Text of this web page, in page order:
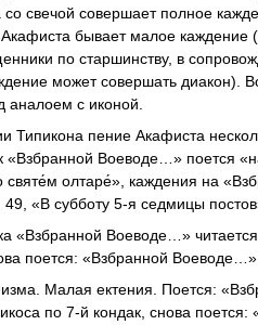
свечой совершает полное
бывает малое каждение
по старшинству, в
может совершать диакон).
аналоем с иконой.
Типикона пение Акафиста
«Взбранной Воеводе…» поется
святе́м олтаре́», каждения на
49, «В субботу 5-я седмицы
«Взбранной Воеводе…»
поется: «Взбранной
Малая ектения. Поется:
по 7-й кондак, снова